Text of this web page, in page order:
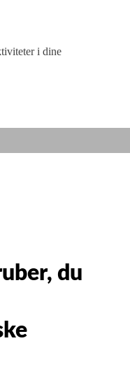
i dine
du